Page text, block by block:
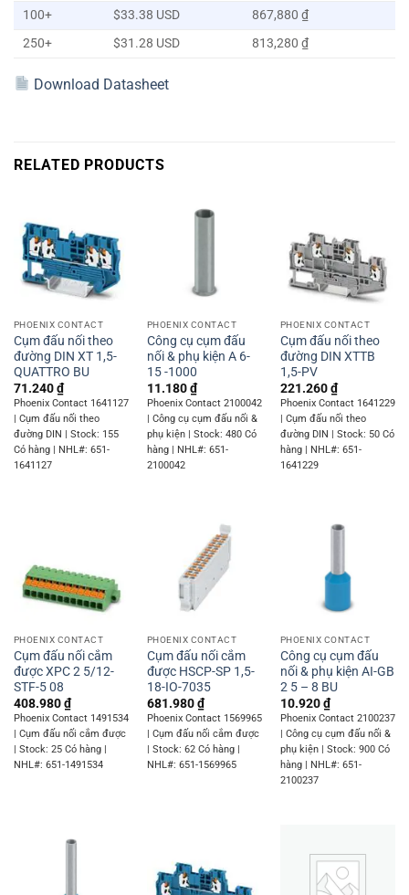
100+ $33.38 USD
867,880 ₫
250+
$31.28 USD 813,280 ₫
Download Datasheet
RELATED PRODUCTS
PHOENIX CONTACT
Cụm đấu nối theo
đường DIN XT 1,5-
QUATTRO BU
71.240₫
Phoenix Contact 1641127
| Cụm đấu nối theo
đường DIN | Stock: 155
Có hàng | NHL#: 651-
1641127
PHOENIX CONTACT
Công cụ cụm đấu
nối & phụ kiện A 6-
15 -1000
11.180₫
Phoenix Contact 2100042
| Công cụ cụm đấu nối &
phụ kiện | Stock: 480 Có
hàng | NHL#: 651-
2100042
PHOENIX CONTACT
Cụm đấu nối theo
đường DIN XTTB
1,5-PV
221.260₫
Phoenix Contact 1641229
| Cụm đấu nối theo
đường DIN | Stock: 50 Có
hàng | NHL#: 651-
1641229
PHOENIX CONTACT
Cụm đấu nối cắm
được XPC 2 5/12-
STF-5 08
408.980₫
Phoenix Contact 1491534
| Cụm đấu nối cắm được
| Stock: 25 Có hàng |
NHL#: 651-1491534
PHOENIX CONTACT
Cụm đấu nối cắm
được HSCP-SP 1,5-
18-IO-7035
681.980₫
Phoenix Contact 1569965
| Cụm đấu nối cắm được
| Stock: 62 Có hàng |
NHL#: 651-1569965
PHOENIX CONTACT
Công cụ cụm đấu
nối & phụ kiện AI-GB
2 5 – 8 BU
10.920₫
Phoenix Contact 2100237
| Công cụ cụm đấu nối &
phụ kiện | Stock: 900 Có
hàng | NHL#: 651-
2100237